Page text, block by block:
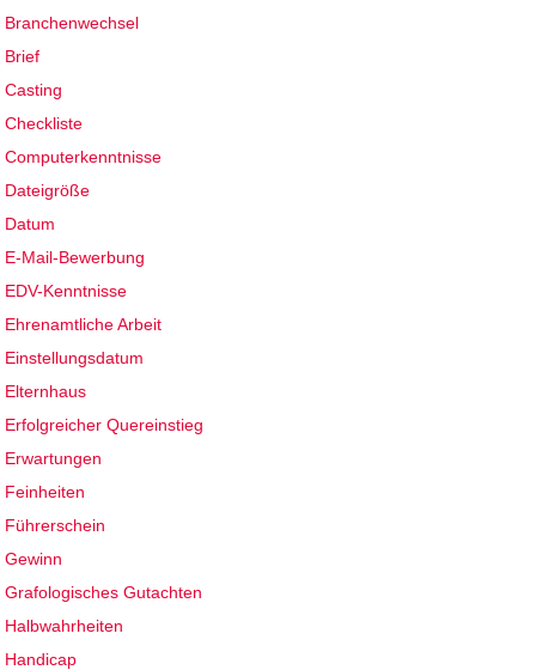
Branchenwechsel
Brief
Casting
Checkliste
Computerkenntnisse
Dateigröße
Datum
E-Mail-Bewerbung
EDV-Kenntnisse
Ehrenamtliche Arbeit
Einstellungsdatum
Elternhaus
Erfolgreicher Quereinstieg
Erwartungen
Feinheiten
Führerschein
Gewinn
Grafologisches Gutachten
Halbwahrheiten
Handicap